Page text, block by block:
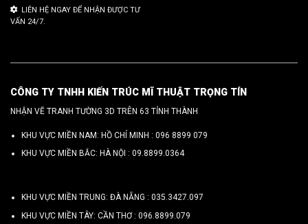
LIÊN HỆ NGAY ĐỂ NHẬN ĐƯỢC TƯ
VẤN 24/7.
CÔNG TY TNHH KIẾN TRÚC MĨ THUẬT TRỌNG TÍN
NHẬN VẼ TRANH TƯỜNG 3D TRÊN 63 TỈNH THÀNH
KHU VỰC MIỀN NAM: HỒ CHÍ MINH : 096 8899 079
KHU VỰC MIỀN BẮC: HÀ NỘI : 09.8899.0364
KHU VỰC MIỀN TRUNG: ĐÀ NẴNG : 035.3427.097
KHU VỰC MIỀN TÂY: CẦN THƠ : 096.8899.079